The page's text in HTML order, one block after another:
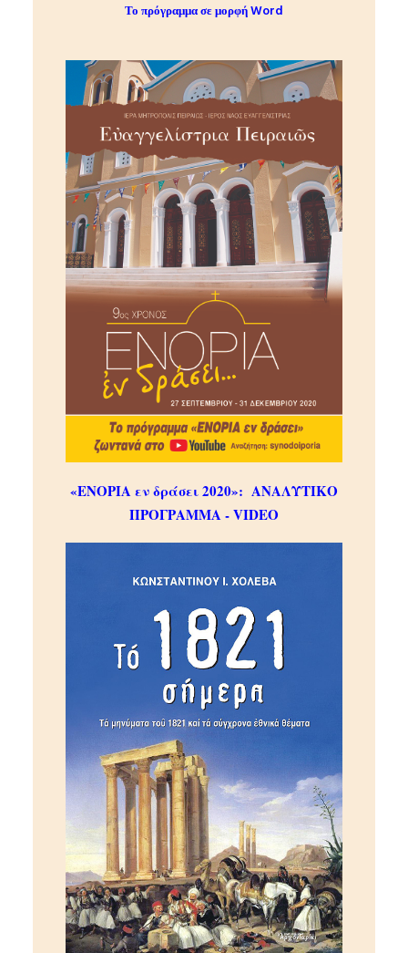
Το πρόγραμμα σε μορφή Word
«ΕΝΟΡΙΑ εν δράσει 2020»: ΑΝΑΛΥΤΙΚΟ
ΠΡΟΓΡΑΜΜΑ - VIDEO